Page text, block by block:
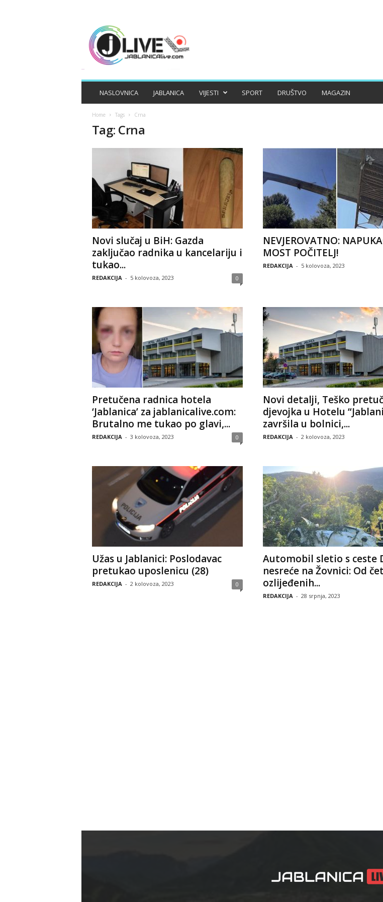
NASLOVNICA JABLANICA VIJESTI SPORT DRUŠTVO MAGAZIN
Home Tags Crna
Tag: Crna
Novi slučaj u BiH: Gazda
zaključao radnika u kancelariju i
tukao...
REDAKCIJA - 5 kolovoza, 2023 0
NEVJEROVATNO:
MOST POČITELJ!
REDAKCIJA - 5 kolovoza, 2023
Pretučena radnica hotela
‘Jablanica’ za jablanicalive.com:
Brutalno me tukao po glavi,...
REDAKCIJA - 3 kolovoza, 2023 0
Novi detalji, Teško
djevojka u Hotelu
završila u bolnici,...
REDAKCIJA - 2 kolovoza, 2023
Užas u Jablanici: Poslodavac
pretukao uposlenicu (28)
REDAKCIJA - 2 kolovoza, 2023 0
Automobil sletio s ceste
nesreće na Žovnici: Od
ozlijeđenih...
REDAKCIJA - 28 srpnja, 2023